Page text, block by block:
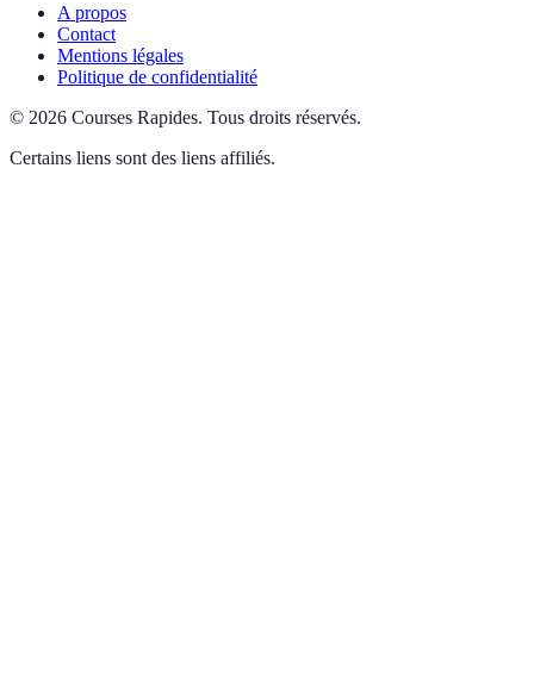
A propos
Contact
Mentions légales
Politique de confidentialité
© 2026 Courses Rapides. Tous droits réservés.
Certains liens sont des liens affiliés.